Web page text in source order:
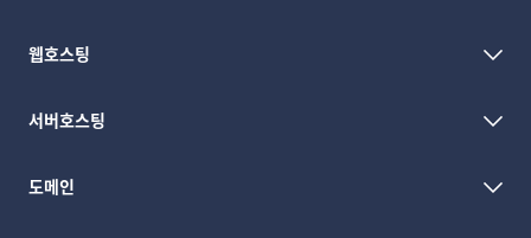
웹호스팅
서버호스팅
도메인